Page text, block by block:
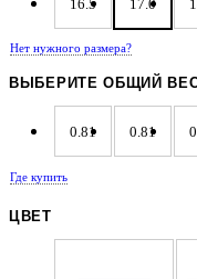
16.5 17.0
Нет нужного размера?
ВЫБЕРИТЕ ОБЩИЙ
0.81 0.81
Где купить
ЦВЕТ